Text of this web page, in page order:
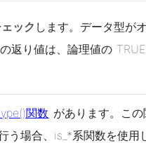
ック します。データ型が
り値は、論理値の
関数 があります。こ
場合、is_*系関数を使用